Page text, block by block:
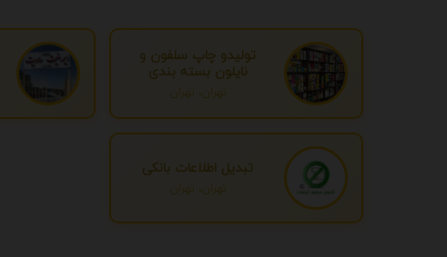
تولیدو چاپ سلفون و
نایلون بسته بندی
تهران، تهران
تبدیل اطلاعات بانکی
تهران، تهران